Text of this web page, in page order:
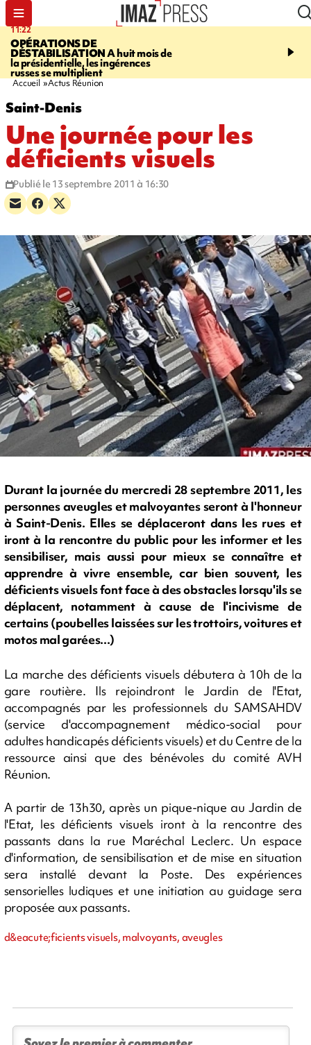
11:22
OPÉRATIONS DE
DÉSTABILISATIONA huit mois de
la présidentielle, les ingérences
russes se multiplient
14:51
Rivière triple champion
Accueil Actus Réunion
Saint-Denis
Une journée pour les
déficients visuels
Publié le 13 septembre 2011 à 16:30
Durant la journée du mercredi 28 septembre 2011, les
personnes aveugles et malvoyantes seront à l'honneur
à Saint-Denis. Elles se déplaceront dans les rues et
iront à la rencontre du public pour les informer et les
sensibiliser, mais aussi pour mieux se connaître et
apprendre à vivre ensemble, car bien souvent, les
déficients visuels font face à des obstacles lorsqu'ils se
déplacent, notamment à cause de l'incivisme de
certains (poubelles laissées sur les trottoirs, voitures et
motos mal garées...)
La marche des déficients visuels débutera à 10h de la
gare routière. Ils rejoindront le Jardin de l'Etat,
accompagnés par les professionnels du SAMSAHDV
(service d'accompagnement médico-social pour
adultes handicapés déficients visuels) et du Centre de la
ressource ainsi que des bénévoles du comité AVH
Réunion.
A partir de 13h30, après un pique-nique au Jardin de
l'Etat, les déficients visuels iront à la rencontre des
passants dans la rue Maréchal Leclerc. Un espace
d'information, de sensibilisation et de mise en situation
sera installé devant la Poste. Des expériences
sensorielles ludiques et une initiation au guidage sera
proposée aux passants.
d&eacute;ficients visuels, malvoyants, aveugles